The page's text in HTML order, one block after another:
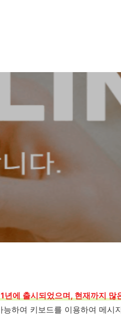
에 출시되었으며, 현재까지 많
하여 키보드를 이용하여 메시